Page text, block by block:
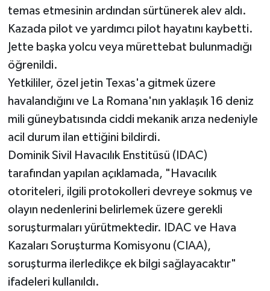
temas etmesinin ardından sürtünerek alev aldı.
Kazada pilot ve yardımcı pilot hayatını kaybetti.
Jette başka yolcu veya mürettebat bulunmadığı
öğrenildi.
Yetkililer, özel jetin Texas'a gitmek üzere
havalandığını ve La Romana'nın yaklaşık 16 deniz
mili güneybatısında ciddi mekanik arıza nedeniyle
acil durum ilan ettiğini bildirdi.
Dominik Sivil Havacılık Enstitüsü (IDAC)
tarafından yapılan açıklamada, "Havacılık
otoriteleri, ilgili protokolleri devreye sokmuş ve
olayın nedenlerini belirlemek üzere gerekli
soruşturmaları yürütmektedir. IDAC ve Hava
Kazaları Soruşturma Komisyonu (CIAA),
soruşturma ilerledikçe ek bilgi sağlayacaktır"
ifadeleri kullanıldı.